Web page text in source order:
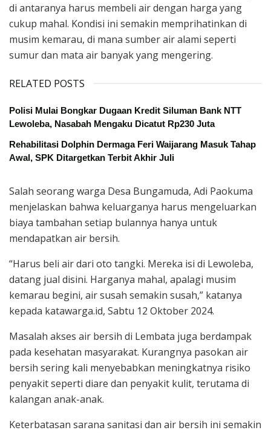
di antaranya harus membeli air dengan harga yang
cukup mahal. Kondisi ini semakin memprihatinkan di
musim kemarau, di mana sumber air alami seperti
sumur dan mata air banyak yang mengering.
RELATED POSTS
Polisi Mulai Bongkar Dugaan Kredit Siluman Bank NTT
Lewoleba, Nasabah Mengaku Dicatut Rp230 Juta
Rehabilitasi Dolphin Dermaga Feri Waijarang Masuk Tahap
Awal, SPK Ditargetkan Terbit Akhir Juli
Salah seorang warga Desa Bungamuda, Adi Paokuma
menjelaskan bahwa keluarganya harus mengeluarkan
biaya tambahan setiap bulannya hanya untuk
mendapatkan air bersih.
“Harus beli air dari oto tangki. Mereka isi di Lewoleba,
datang jual disini. Harganya mahal, apalagi musim
kemarau begini, air susah semakin susah,” katanya
kepada katawarga.id, Sabtu 12 Oktober 2024.
Masalah akses air bersih di Lembata juga berdampak
pada kesehatan masyarakat. Kurangnya pasokan air
bersih sering kali menyebabkan meningkatnya risiko
penyakit seperti diare dan penyakit kulit, terutama di
kalangan anak-anak.
Keterbatasan sarana sanitasi dan air bersih ini semakin